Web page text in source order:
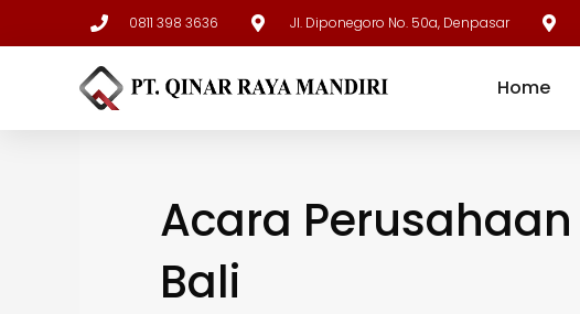
0811 398 3636 Jl. Diponegoro No. 50a, Denpasar
Home
Acara Perusahaan
Bali